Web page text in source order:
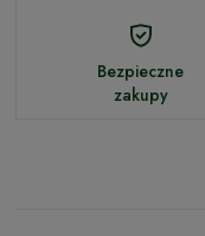
Bezpieczne
zakupy